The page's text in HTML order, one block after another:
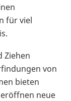
für viel
Ziehen
von
bieten
neue